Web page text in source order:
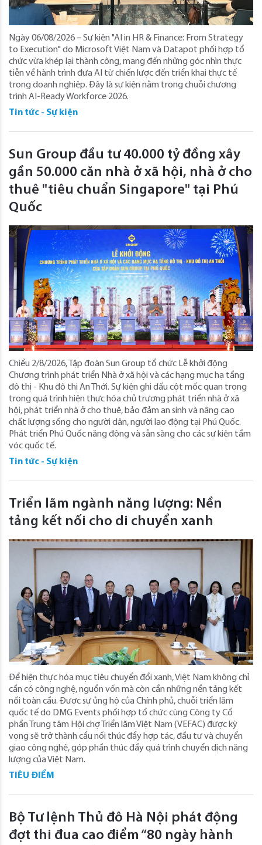
Ngày 06/08/2026 – Sự kiện "AI in HR & Finance: From Strategy
to Execution" do Microsoft Việt Nam và Datapot phối hợp tổ
chức vừa khép lại thành công, mang đến những góc nhìn thực
tiễn về hành trình đưa AI từ chiến lược đến triển khai thực tế
trong doanh nghiệp. Đây là sự kiện nằm trong chuỗi chương
trình AI-Ready Workforce 2026.
Tin tức - Sự kiện
Sun Group đầu tư 40.000 tỷ đồng xây
gần 50.000 căn nhà ở xã hội, nhà ở cho
thuê "tiêu chuẩn Singapore" tại Phú
Quốc
Chiều 2/8/2026, Tập đoàn Sun Group tổ chức Lễ khởi động
Chương trình phát triển Nhà ở xã hội và các hạng mục hạ tầng
đô thị - Khu đô thị An Thới. Sự kiện ghi dấu cột mốc quan trọng
trong quá trình hiện thực hóa chủ trương phát triển nhà ở xã
hội, phát triển nhà ở cho thuê, bảo đảm an sinh và nâng cao
chất lượng sống cho người dân, người lao động tại Phú Quốc.
Phát triển Phú Quốc năng động và sẵn sàng cho các sự kiện tầm
vóc quốc tế.
Tin tức - Sự kiện
Triển lãm ngành năng lượng: Nền
tảng kết nối cho di chuyển xanh
Để hiện thực hóa mục tiêu chuyển đổi xanh, Việt Nam không chỉ
cần có công nghệ, nguồn vốn mà còn cần những nền tảng kết
nối toàn cầu. Được sự ủng hộ của Chính phủ, chuỗi triển lãm
quốc tế do DMG Events phối hợp tổ chức cùng Công ty Cổ
phần Trung tâm Hội chợ Triển lãm Việt Nam (VEFAC) được kỳ
vọng sẽ trở thành cầu nối thúc đẩy hợp tác, đầu tư và chuyển
giao công nghệ, góp phần thúc đẩy quá trình chuyển dịch năng
lượng của Việt Nam.
TIÊU ĐIỂM
Bộ Tư lệnh Thủ đô Hà Nội phát động
đợt thi đua cao điểm “80 ngày hành